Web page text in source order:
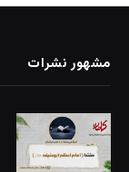
مشهور نشرات